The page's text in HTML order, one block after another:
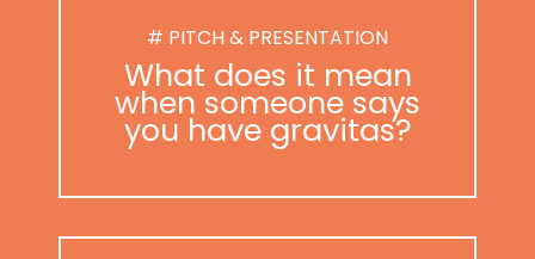
# PITCH & PRESENTATION
What does it mean
when someone says
you have gravitas?